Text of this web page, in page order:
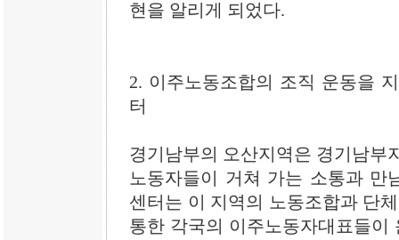
현을 알리게 되었다.
2. 이주노동조합의 조직 운동을
터
경기남부의 오산지역은 경기남부
노동자들이 거쳐 가는 소통과 만
센터는 이 지역의 노동조합과 단
통한 각국의 이주노동자대표들이